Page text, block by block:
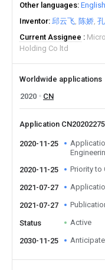
Other languages English
Inventor 邱云飞 陈娇
Current Assignee
Holding Co ltd
Worldwide applications
2020
CN
Application
2020-11-25
2020-11-25
Priority to
2021-07-27
2021-07-27
Status Active
2030-11-25